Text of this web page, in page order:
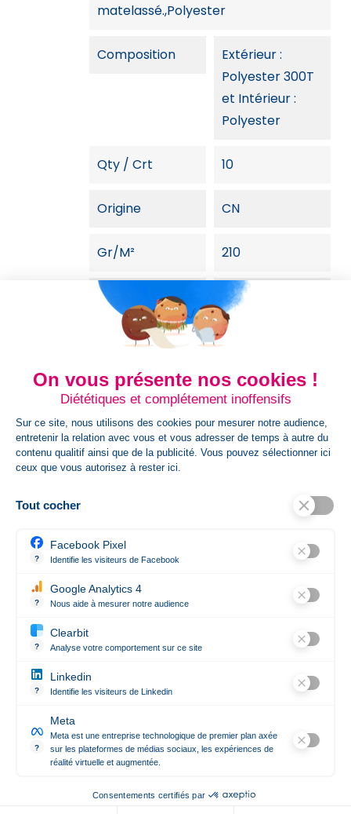
matelassé.,Polyester
Composition
Extérieur :
Polyester 300T
et Intérieur :
Polyester
Qty / Crt 10
Origine CN
Gr/m² 210
Couleurs Gris
Dim Carton 60 + 40 x 30 cm
Poids Colis 6,000
HsCode 62113390
Poids Article Gr
Référence Spécifique
ÉtatNouveau produit
Contact
Notre société 
On vous présente nos cookies !
Diététiques et complétement inoffensifs
Sur ce site, nous utilisons des cookies pour mesurer notre audience,
entretenir la relation avec vous et vous adresser de temps à autre du
contenu qualitif ainsi que de la publicité. Vous pouvez sélectionner ici
ceux que vous autorisez à rester ici.
Tout cocher
?
Facebook Pixel
Identifie les visiteurs de Facebook
?
Google Analytics 4
Nous aide à mesurer notre audience
?
Clearbit
Analyse votre comportement sur ce site
?
Linkedin
Identifie les visiteurs de Linkedin
?
Meta
Meta est une entreprise technologique de premier plan axée
sur les plateformes de médias sociaux, les expériences de
réalité virtuelle et augmentée.
Consentements certifiés par